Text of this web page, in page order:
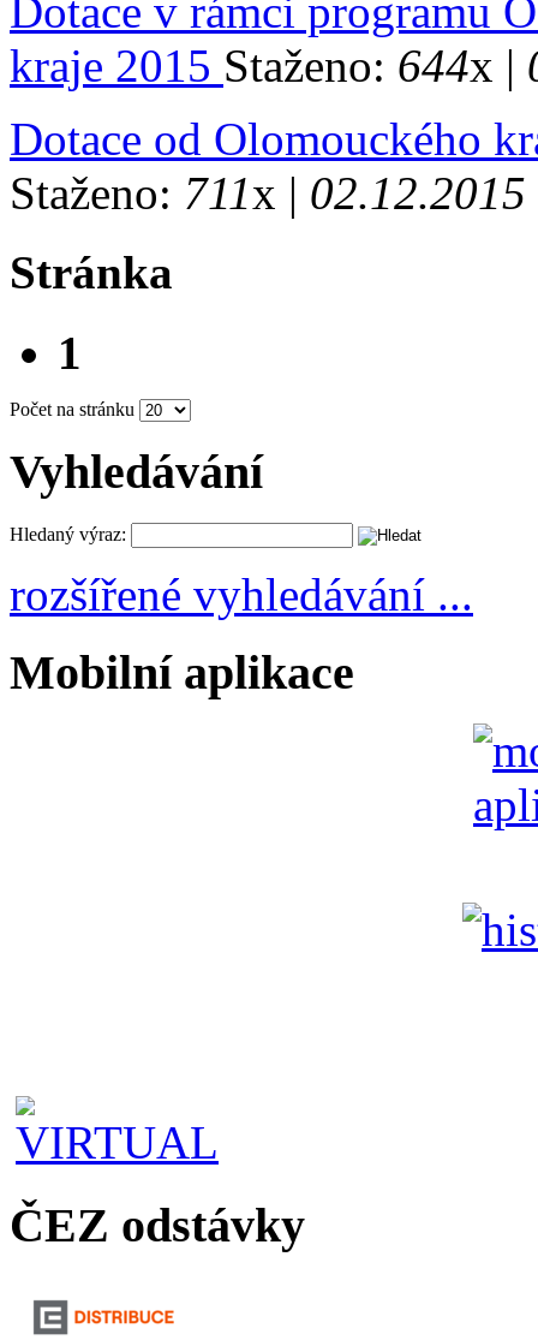
Dotace v rámci programu
kraje 2015 Staženo: 644x |
Dotace od Olomouckého
Staženo: 711x | 02.12.2015
Stránka
1
Počet na stránku
Vyhledávání
Hledaný výraz:
rozšířené vyhledávání ...
Mobilní aplikace
ČEZ odstávky